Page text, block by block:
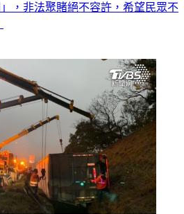
，非法聚賭絕不容許，希望民眾不